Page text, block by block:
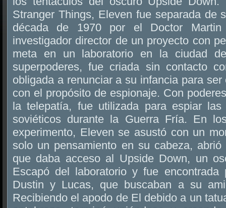
Stranger Things, Eleven fue separada de
década de 1970 por el Doctor Martin
investigador director de un proyecto con
meta en un laboratorio en la ciudad
superpoderes, fue criada sin contacto
obligada a renunciar a su infancia para
con el propósito de espionaje. Con
la telepatía, fue utilizada para espiar
soviéticos durante la Guerra Fría. En
experimento, Eleven se asustó con un
solo un pensamiento en su cabeza,
que daba acceso al Upside Down, un
Escapó del laboratorio y fue encontrada
Dustin y Lucas, que buscaban a su
Recibiendo el apodo de El debido a un